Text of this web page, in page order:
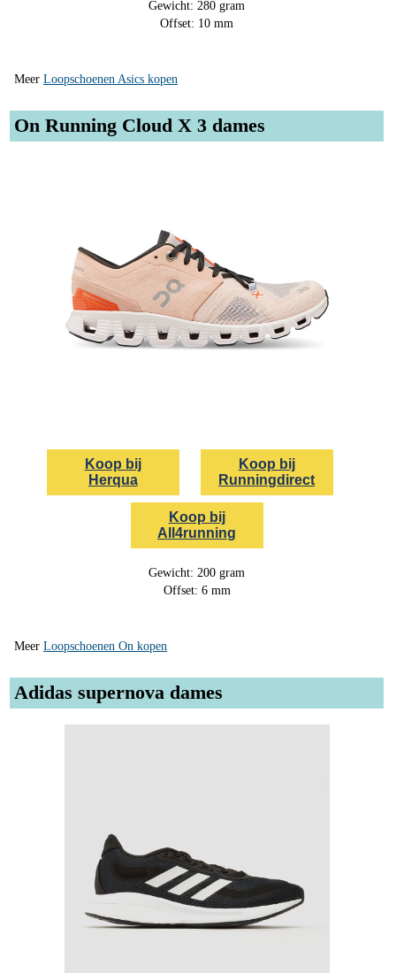
Gewicht: 280 gram
Offset: 10 mm
Meer Loopschoenen Asics kopen
On Running Cloud X 3 dames
Koop bij
Herqua
Koop bij
Runningdirect
Koop bij
All4running
Gewicht: 200 gram
Offset: 6 mm
Meer Loopschoenen On kopen
Adidas supernova dames